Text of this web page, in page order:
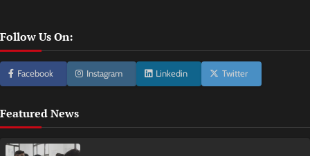
Follow Us On:
Facebook Instagram Linkedin Twitter
Featured News